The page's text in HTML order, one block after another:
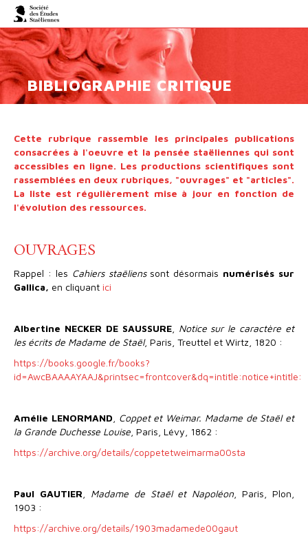
BIBLIOGRAPHIE CRITIQUE
Cette rubrique rassemble les principales publications
consacrées à l'oeuvre et la pensée staëliennes qui sont
accessibles en ligne. Les productions scientifiques sont
rassemblées en deux rubriques, "ouvrages" et "articles".
La liste est régulièrement mise à jour en fonction de
l'évolution des ressources.
OUVRAGES
Rappel : les Cahiers staëlienssont désormais numérisés sur
Gallica, en cliquant ici
Albertine NECKER DE SAUSSURE, Notice sur le caractère et
les écrits de Madame de Staël, Paris, Treuttel et Wirtz, 1820 :
https://books.google.fr/books?
id=AwcBAAAAYAAJ&printsec=frontcover&dq=intitle:notice+intitle:
Amélie LENORMAND
Coppet et Weimar. Madame de Staël et
la Grande Duchesse Louise , Paris, Lévy, 1862 :
https://archive.org/details/coppetetweimarma00sta
Paul GAUTIER Madame de Staël et Napoléon , Paris, Plon,
1903 :
https://archive.org/details/1903madamede00gaut
Panneau de gestion des cookies